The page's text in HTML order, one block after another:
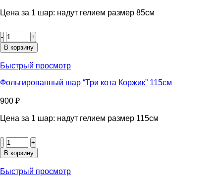
Цена за 1 шар: надут гелием размер 85см
товара
Фольгированный
"Леди
85см
В корзину
Быстрый просмотр
Фольгированный шар “Три кота Коржик” 115см
900 ₽
Цена за 1 шар: надут гелием размер 115см
товара
Фольгированный
“Три
В корзину
Быстрый просмотр